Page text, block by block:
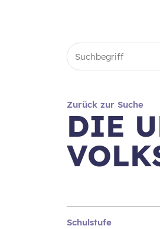
Zurück zur Suche
DIE
Schulstufe